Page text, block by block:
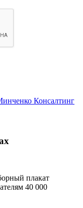
Консалтинг
плакат
40 000